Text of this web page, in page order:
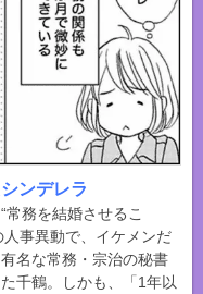
ンデレラ
常務を結婚させるこ
事異動で、イケメンだ
名な常務・宗治の秘書
千鶴。しかも、「1年以